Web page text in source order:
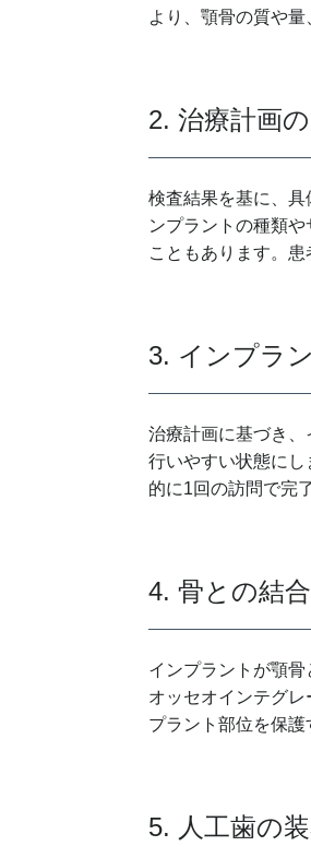
より、顎骨の質や
2. 治療計画
検査結果を基に、
ンプラントの種類
こともあります。
3. インプラ
治療計画に基づき
行いやすい状態に
的に1回の訪問で完
4. 骨との結
インプラントが顎
オッセオインテグ
プラント部位を保護
5. 人工歯の